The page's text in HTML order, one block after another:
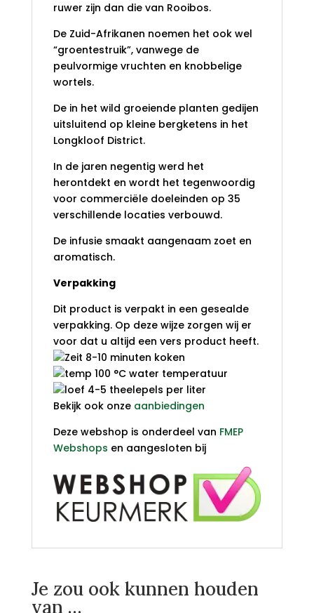
ruwer zijn dan die van Rooibos.
De Zuid-Afrikanen noemen het ook wel
“groentestruik”, vanwege de
peulvormige vruchten en knobbelige
wortels.
De in het wild groeiende planten gedijen
uitsluitend op kleine bergketens in het
Longkloof District.
In de jaren negentig werd het
herontdekt en wordt het tegenwoordig
voor commerciële doeleinden op 35
verschillende locaties verbouwd.
De infusie smaakt aangenaam zoet en
aromatisch.
Verpakking
Dit product is verpakt in een gesealde
verpakking. Op deze wijze zorgen wij er
voor dat u altijd een vers product heeft.
8-10 minuten koken
100 °C water temperatuur
4-5 theelepels per liter
Bekijk ook onze aanbiedingen
Deze webshop is onderdeel van FMEP
Webshops en aangesloten bij
Je zou ook kunnen houden
van …